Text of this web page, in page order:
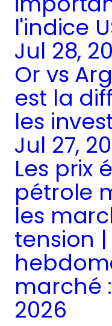
l'indice
Jul 28,
Or vs
est la
les
Jul 27,
Les prix
pétrole
les
tension
marché
2026